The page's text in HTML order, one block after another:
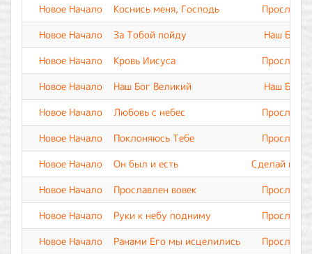
Новое Начало
Коснись меня, Господь
Новое Начало
За Тобой пойду
Наш Бог
Новое Начало
Кровь Иисуса
Новое Начало
Наш Бог Великий
Наш Бог
Новое Начало
Любовь с небес
Новое Начало
Поклоняюсь Тебе
Новое Начало
Он был и есть
Сделай
Новое Начало
Прославлен вовек
Новое Начало
Руки к небу подниму
Новое Начало
Ранами Его мы исцелились